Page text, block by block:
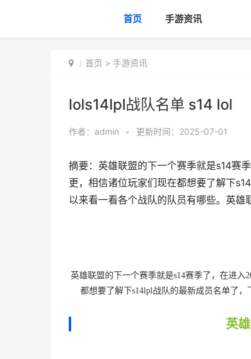
首页 手游资讯
首页 > 手游资讯
lols14lpl战队名单 s14 lol
作者： admin • 更新时间：2025-07-01
摘要：英雄联盟的下一个赛季就是s14赛
更，相信诸位玩家们现在都想要了解下
以来看一看各个战队的队员有哪些。英
英雄联盟的下一个赛季就是s14赛季了，在进
都想要了解下s14lpl战队的最新成员名单了
英